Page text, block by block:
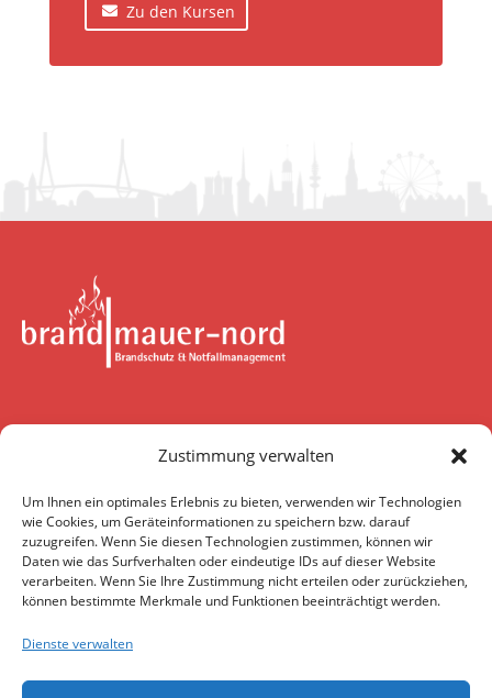
Zustimmung verwalten
Um Ihnen ein optimales Erlebnis zu bieten, verwenden wir Technologien
wie Cookies, um Geräteinformationen zu speichern bzw. darauf
zuzugreifen. Wenn Sie diesen Technologien zustimmen, können wir
Daten wie das Surfverhalten oder eindeutige IDs auf dieser Website
verarbeiten. Wenn Sie Ihre Zustimmung nicht erteilen oder zurückziehen,
können bestimmte Merkmale und Funktionen beeinträchtigt werden.
Dienste verwalten
Zu den Kursen
Wendenstraße 375
20537 Hamburg
Kontakt
Telefon:040 / 253 06 21-0
E-Mail:
info@brandmauer-nord.de